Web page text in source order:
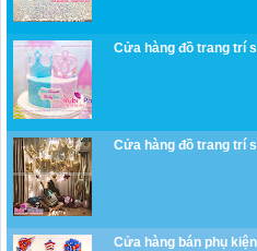
Cửa hàng đồ trang trí
Cửa hàng đồ trang trí
Cửa hàng bán phụ